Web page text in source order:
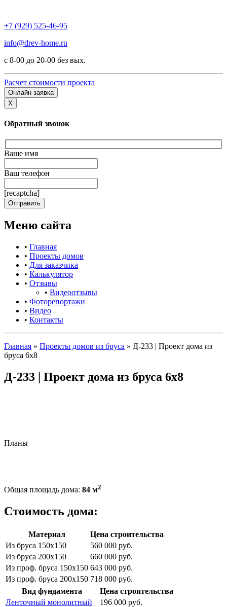
+7 (929) 525-46-95
info@drev-home.ru
с 8-00 до 20-00 без вых.
Расчет стоимости проекта
Онлайн заявка
X
Обратный звонок
Ваше имя
Ваш телефон
[recaptcha]
Меню сайта
• Главная
• Проекты домов
• Для заказчика
• Калькулятор
• Отзывы
• Видеоотзывы
• Фоторепортажи
• Видео
• Контакты
Главная » Проекты домов из бруса » Д-233 | Проект дома из
бруса 6х8
Д-233 | Проект дома из бруса 6х8
Планы
Общая площадь дома: 84 м2
Стоимость дома:
Материал
Цена строительства
Из бруса 150х150
560 000 руб.
Из бруса 200х150
660 000 руб.
Из проф. бруса 150х150 643 000 руб.
Из проф. бруса 200х150 718 000 руб.
Вид фундамента
Цена строительства
Ленточный монолитный
196 000 руб.